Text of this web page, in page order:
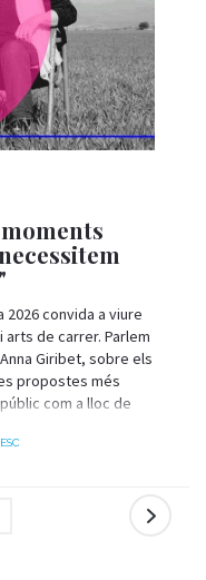
2026 convida a viure
de carrer. Parlem
Giribet, sobre els
propostes més
com a lloc de